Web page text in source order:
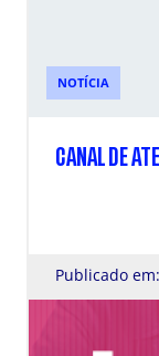
NOTÍCIA
CANAL DE
Publicado